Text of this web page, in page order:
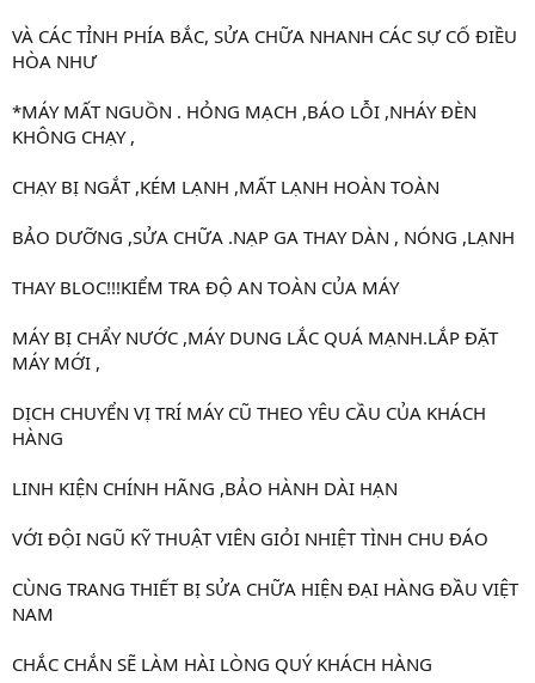
VÀ CÁC TỈNH PHÍA BẮC, SỬA CHỮA NHANH CÁC SỰ CỐ ĐIỀU
HÒA NHƯ
*MÁY MẤT NGUỒN . HỎNG MẠCH ,BÁO LỖI ,NHÁY ĐÈN
KHÔNG CHẠY ,
CHẠY BỊ NGẮT ,KÉM LẠNH ,MẤT LẠNH HOÀN TOÀN
BẢO DƯỠNG ,SỬA CHỮA .NẠP GA THAY DÀN , NÓNG ,LẠNH
THAY BLOC!!!KIỂM TRA ĐỘ AN TOÀN CỦA MÁY
MÁY BỊ CHẨY NƯỚC ,MÁY DUNG LẮC QUÁ MẠNH.LẮP ĐẶT
MÁY MỚI ,
DỊCH CHUYỂN VỊ TRÍ MÁY CŨ THEO YÊU CẦU CỦA KHÁCH
HÀNG
LINH KIỆN CHÍNH HÃNG ,BẢO HÀNH DÀI HẠN
VỚI ĐỘI NGŨ KỸ THUẬT VIÊN GIỎI NHIỆT TÌNH CHU ĐÁO
CÙNG TRANG THIẾT BỊ SỬA CHỮA HIỆN ĐẠI HÀNG ĐẦU VIỆT
NAM
CHẮC CHẮN SẼ LÀM HÀI LÒNG QUÝ KHÁCH HÀNG